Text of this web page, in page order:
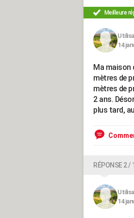
Meilleure
14
Ma maison
mètres de
mètres de
2 ans.
plus tard,
RÉPONSE 2 /
14